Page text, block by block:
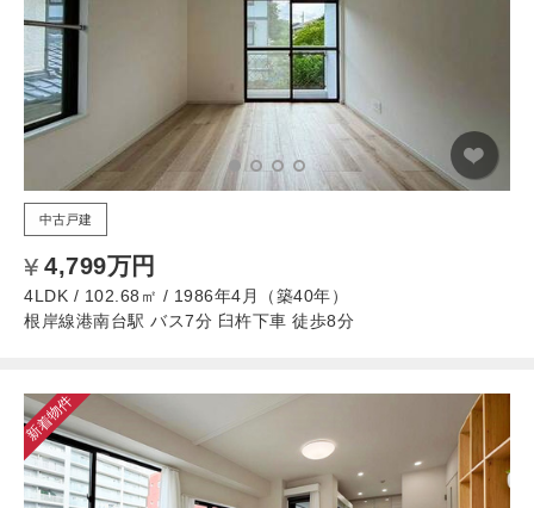
中古戸建
4,799万円
4LDK / 102.68㎡ / 1986年4月（築40年）
根岸線港南台駅 バス7分 臼杵下車 徒歩8分
新着物件